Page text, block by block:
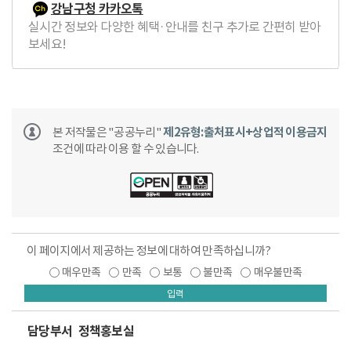
강남구청 카카오톡
실시간 정보와 다양한 혜택·안내를 친구 추가로 간편히 받아
보세요!
본 저작물은 "공공누리"제2유형:출처표시+상업적 이용금지
조건에 따라 이용 할 수 있습니다.
이 페이지에서 제공하는 정보에 대하여 만족하십니까?
매우만족 만족 보통 불만족 매우불만족
입력
담당부서 정책홍보실